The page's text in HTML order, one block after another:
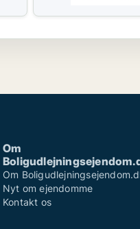
Om
Om
Nyt om ejendomme
Kontakt os